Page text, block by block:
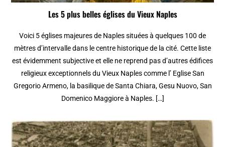
Les 5 plus belles églises du Vieux Naples
Voici 5 églises majeures de Naples situées à quelques 100 de
mètres d’intervalle dans le centre historique de la cité. Cette liste
est évidemment subjective et elle ne reprend pas d’autres édifices
religieux exceptionnels du Vieux Naples comme l’ Eglise San
Gregorio Armeno, la basilique de Santa Chiara, Gesu Nuovo, San
Domenico Maggiore à Naples. […]